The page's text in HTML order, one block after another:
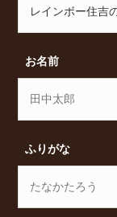
相談も受け付
ご提案いたし
お名前
ふりがな